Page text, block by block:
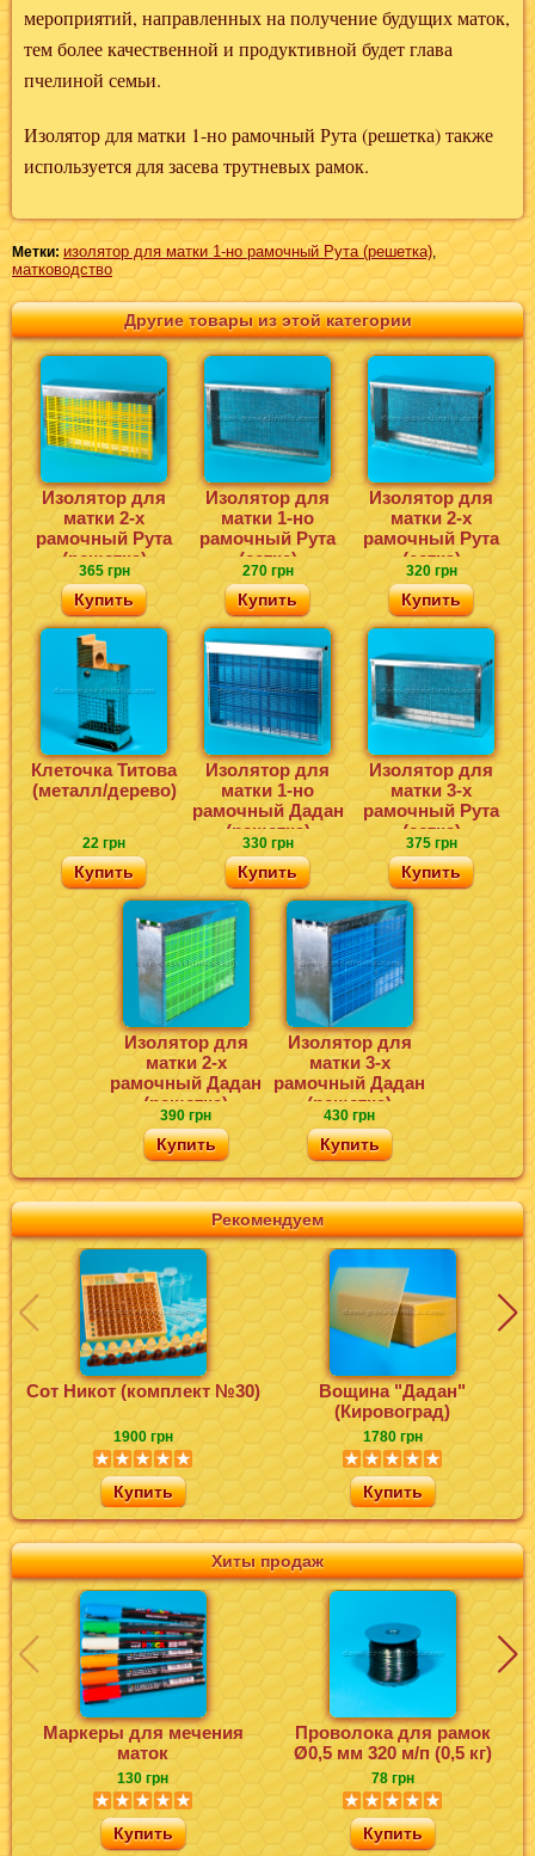
Хиты продаж
Маркеры для мечения
маток
130 грн
Купить
Проволока для рамок
Ø0,5 мм 320 м/п (0,5 кг)
78 грн
Купить
Рекомендуем
Сот Никот (комплект №30)
1900 грн
Купить
Вощина "Дадан"
(Кировоград)
1780 грн
Купить
мероприятий, направленных на получение будущих маток,
тем более качественной и продуктивной будет глава
пчелиной семьи.
Изолятор для матки 1-но рамочный Рута (решетка) также
используется для засева трутневых рамок.
Метки: изолятор для матки 1-но рамочный Рута (решетка),
матководство
Другие товары из этой категории
Изолятор для
матки 2-х
рамочный Рута
(решетка)
365 грн
Купить
Изолятор для
матки 1-но
рамочный Рута
(сетка)
270 грн
Купить
Изолятор для
матки 2-х
рамочный Рута
(сетка)
320 грн
Купить
Клеточка Титова
(металл/дерево)
22 грн
Купить
Изолятор для
матки 1-но
рамочный Дадан
(решетка)
330 грн
Купить
Изолятор для
матки 3-х
рамочный Рута
(сетка)
375 грн
Купить
Изолятор для
матки 2-х
рамочный Дадан
(решетка)
390 грн
Купить
Изолятор для
матки 3-х
рамочный Дадан
(решетка)
430 грн
Купить